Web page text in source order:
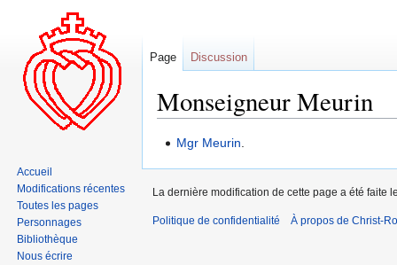
Monseigneur Meurin
Aller
navigation
Aller
recherche
Mgr Meurin.
Page Discussion
Accueil
Modifications récentes
Toutes les pages
Personnages
Bibliothèque
Nous écrire
La dernière modification de cette page a été faite
Politique de confidentialité À propos de Christ-